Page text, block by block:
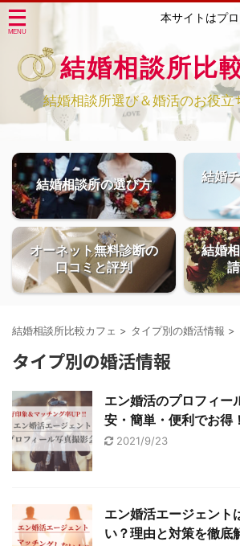
本サイトはプ
結婚相談所比
結婚相談所選び＆婚活のお役立
結婚相談所の選び方
結婚
オーネット無料診断の
口コミと評判
結婚
結婚相談所比較カフェ > タイプ別の婚活情報 >
タイプ別の婚活情報
エン婚活のプロフィー
安・簡単・便利でお得！
2021/9/23
エン婚活エージェント
い？理由と対策を徹底